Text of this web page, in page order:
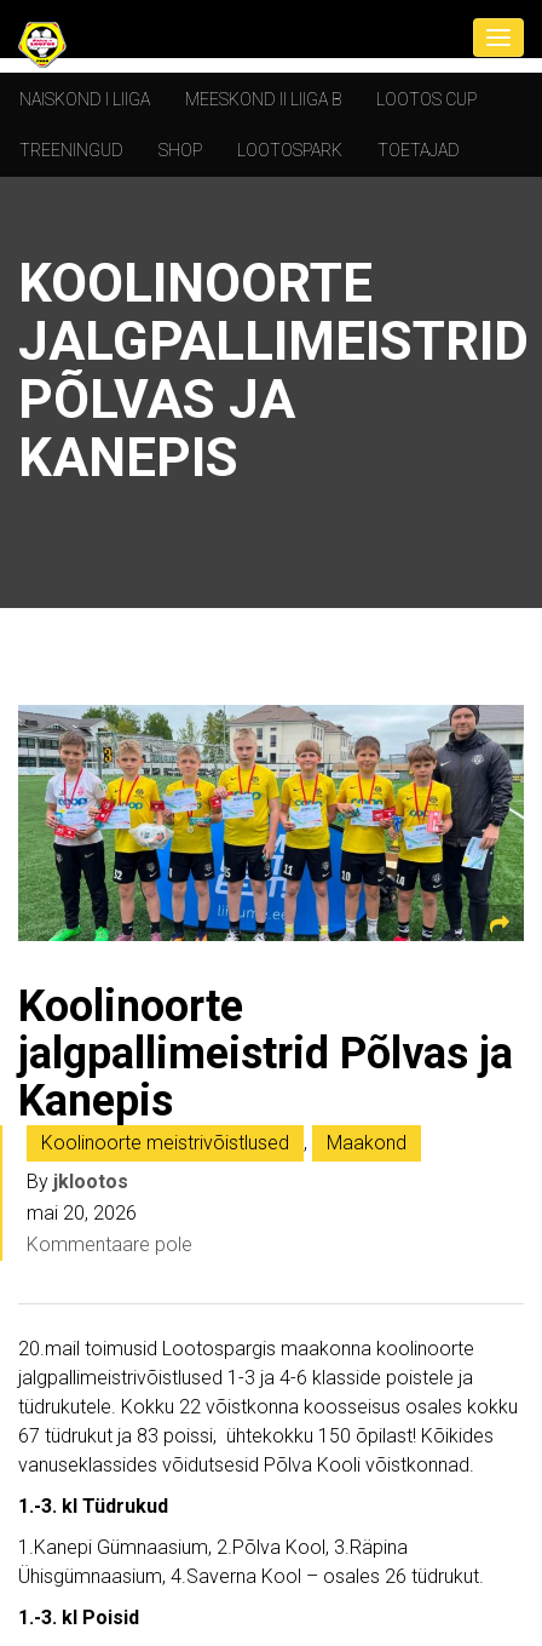
NAISKOND I LIIGA MEESKOND II LIIGA B LOOTOS CUP
TREENINGUD SHOP LOOTOSPARK TOETAJAD
KOOLINOORTE
JALGPALLIMEISTRID
PÕLVAS JA
KANEPIS
Koolinoorte
jalgpallimeistrid Põlvas ja
Kanepis
Koolinoorte meistrivõistlused ,
Maakond
By jklootos
mai 20, 2026
Kommentaare pole
20.mail toimusid Lootospargis maakonna koolinoorte
jalgpallimeistrivõistlused 1-3 ja 4-6 klasside poistele ja
tüdrukutele. Kokku 22 võistkonna koosseisus osales kokku
67 tüdrukut ja 83 poissi, ühtekokku 150 õpilast! Kõikides
vanuseklassides võidutsesid Põlva Kooli võistkonnad.
1.-3. kl Tüdrukud
1.Kanepi Gümnaasium, 2.Põlva Kool, 3.Räpina
Ühisgümnaasium, 4.Saverna Kool – osales 26 tüdrukut.
1.-3. kl Poisid